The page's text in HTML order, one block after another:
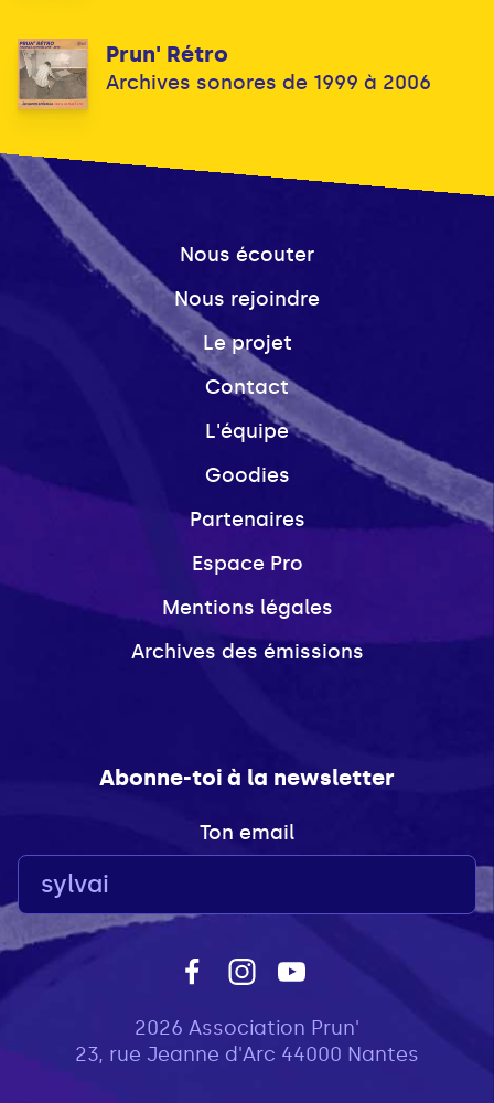
Prun' Rétro
Archives sonores de 1999 à 2006
Nous écouter
Nous rejoindre
Le projet
Contact
L'équipe
Goodies
Partenaires
Espace Pro
Mentions légales
Archives des émissions
Abonne-toi à la newsletter
Ton email
2026 Association Prun'
23, rue Jeanne d'Arc 44000 Nantes